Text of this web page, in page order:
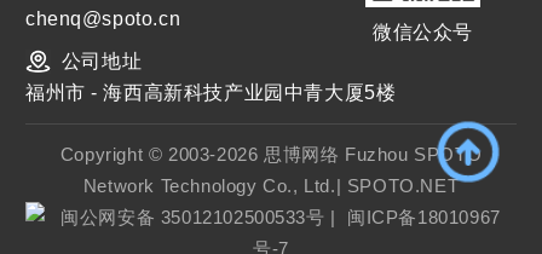
chenq@spoto.cn
公司地址
微信公众号
福州市 - 海西高新科技产业园中青大厦5楼
Copyright © 2003-2026 思博网络 Fuzhou SPOTO
Network Technology Co., Ltd.| SPOTO.NET
闽公网安备 35012102500533号 | 闽ICP备18010967
号-7